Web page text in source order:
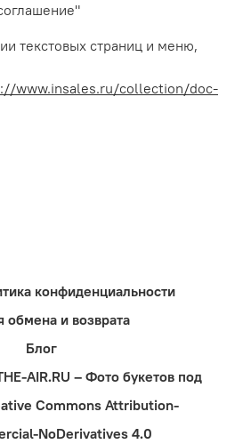
текстовых страниц и меню,
www.insales.ru/collection/doc-
конфиденциальности
обмена и возврата
Блог
AIR.RU – Фото букетов под
Commons Attribution-
NoDerivatives 4.0